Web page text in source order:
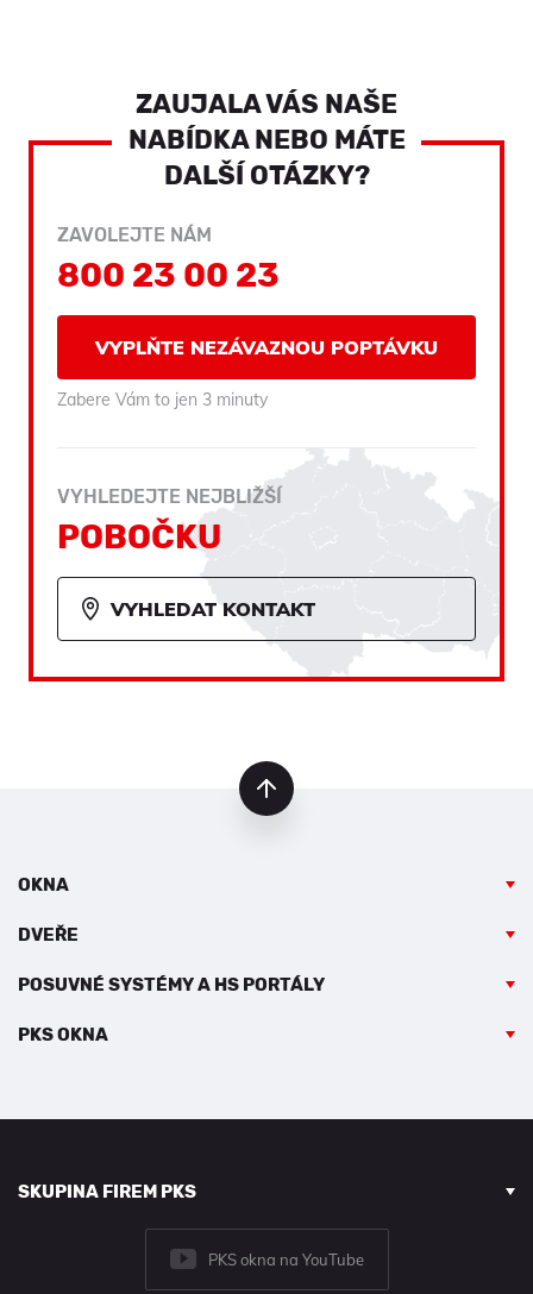
ZAUJALA VÁS NAŠE
NABÍDKA NEBO MÁTE
DALŠÍ OTÁZKY?
ZAVOLEJTE NÁM
800 23 00 23
VYPLŇTE NEZÁVAZNOU POPTÁVKU
Zabere Vám to jen 3 minuty
VYHLEDEJTE NEJBLIŽŠÍ
POBOČKU
VYHLEDAT KONTAKT
OKNA
DVEŘE
POSUVNÉ SYSTÉMY A HS PORTÁLY
PKS OKNA
SKUPINA FIREM PKS
PKS okna na YouTube